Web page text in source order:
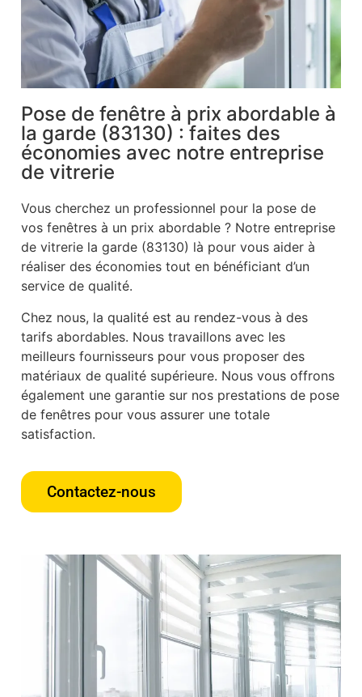
Pose de fenêtre à prix abordable à
la garde (83130) : faites des
économies avec notre entreprise
de vitrerie
Vous cherchez un professionnel pour la pose de
vos fenêtres à un prix abordable ? Notre entreprise
de vitrerie la garde (83130) là pour vous aider à
réaliser des économies tout en bénéficiant d’un
service de qualité.
Chez nous, la qualité est au rendez-vous à des
tarifs abordables. Nous travaillons avec les
meilleurs fournisseurs pour vous proposer des
matériaux de qualité supérieure. Nous vous offrons
également une garantie sur nos prestations de pose
de fenêtres pour vous assurer une totale
satisfaction.
Contactez-nous